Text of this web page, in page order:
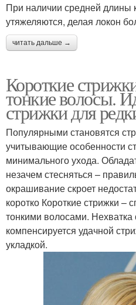
При наличии средней длины
утяжеляются, делая локон
читать дальше →
Короткие
тонкие волосы.
стрижки для
Популярными становятся
учитывающие особенности
минимального ухода.
незачем стесняться –
окрашивание скроет
коротко Короткие стрижки –
тонкими волосами. Нехватка
компенсируется удачной
укладкой.